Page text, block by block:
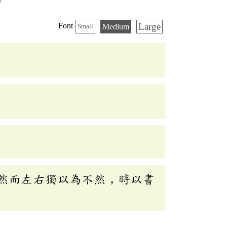
Font Small Medium Large
而左右獨以為不然，時以書